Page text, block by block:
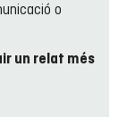
o
un relat més